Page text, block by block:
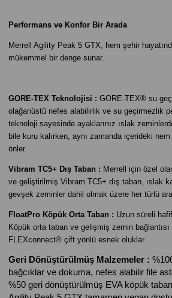
Performans ve Konfor Bir Arada
Merrell Agility Peak 5 GTX, hem şehir
mükemmel bir denge sunar.
GORE-TEX Teknolojisi : GORE-TEX® su
olağanüstü nefes alabilirlik ve su geçirmezlik
teknoloji sayesinde ayaklarınız ıslak
bile kuru kalırken, aynı zamanda içerideki nem
önler.
Vibram TC5+ Dış Taban : Merrell için özel
ve geliştirilmiş Vibram TC5+ dış taban, ıslak
gevşek zeminler dahil olmak üzere her türlü
FloatPro Köpük Orta Taban : Uzun süreli
Köpük orta taban ve gelişmiş zemin
FLEXconnect® çift yönlü esnek oluklar
Geri Dönüştürülmüş Malzemeler :
bağcıklar ve dokuma, nefes alabilir file
%50 geri dönüştürülmüş EVA köpük